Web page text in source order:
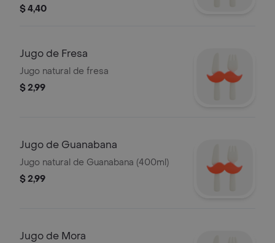
con oreo, jalea de chocolate y crema
$ 4,40
Jugo de Fresa
Jugo natural de fresa
$ 2,99
Jugo de Guanabana
Jugo natural de Guanabana (400ml)
$ 2,99
Jugo de Mora